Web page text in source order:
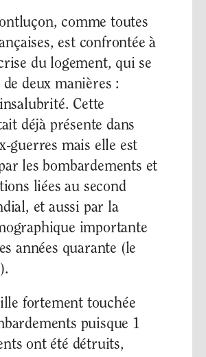
comme toutes
est confrontée à
du logement, qui se
deux manières :
Cette
déjà présente dans
guerres mais elle est
les bombardements et
liées au second
et aussi par la
importante
années quarante (le
fortement touchée
puisque 1
ont été détruits,